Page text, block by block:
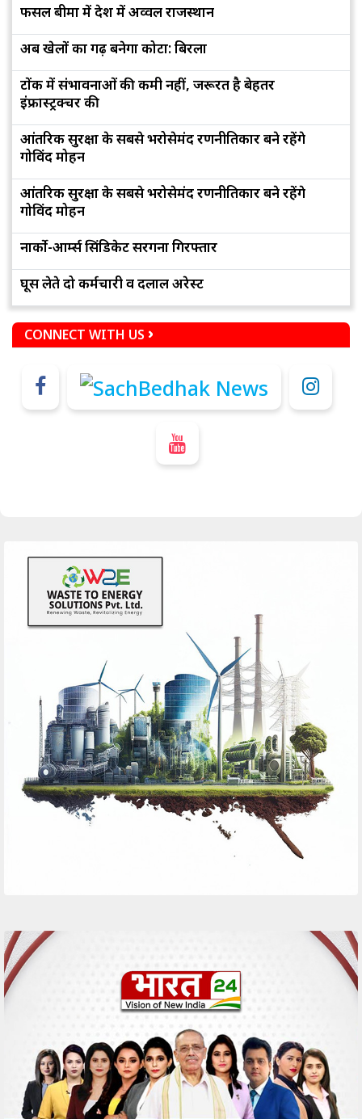
फसल बीमा में देश में अव्वल राजस्थान
अब खेलों का गढ़ बनेगा कोटा: बिरला
टोंक में संभावनाओं की कमी नहीं, जरूरत है बेहतर
इंफ्रास्ट्रक्चर की
आंतरिक सुरक्षा के सबसे भरोसेमंद रणनीतिकार बने रहेंगे
गोविंद मोहन
आंतरिक सुरक्षा के सबसे भरोसेमंद रणनीतिकार बने रहेंगे
गोविंद मोहन
नार्को-आर्म्स सिंडिकेट सरगना गिरफ्तार
घूस लेते दो कर्मचारी व दलाल अरेस्ट
CONNECT WITH US